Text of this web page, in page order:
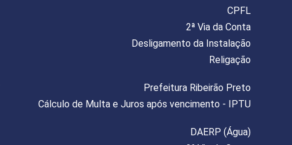
CPFL
2ª Via da Conta
Desligamento da Instalação
Religação
Prefeitura Ribeirão Preto
Cálculo de Multa e Juros após vencimento - IPTU
DAERP (Água)